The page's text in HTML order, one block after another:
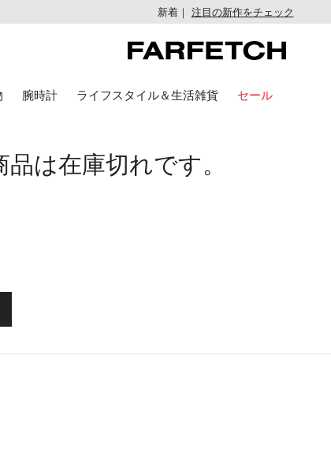
新着｜ 注目の新作をチェック
腕時計 ライフスタイル＆生活雑貨 セール
は在庫切れです。